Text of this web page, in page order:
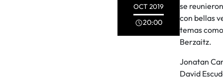
OCT 2019
20:00
se
con bellas
temas
Berzaitz.
Jonatan
David